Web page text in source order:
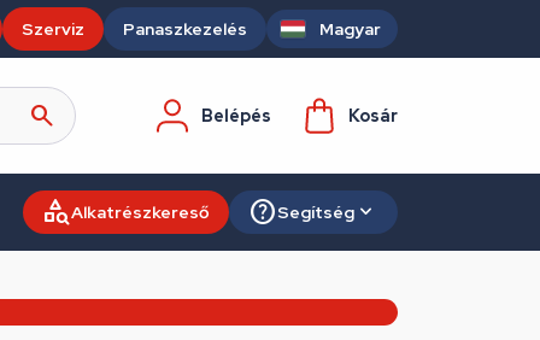
Szerviz Panaszkezelés Magyar
Belépés Kosár
Alkatrészkereső Segítség